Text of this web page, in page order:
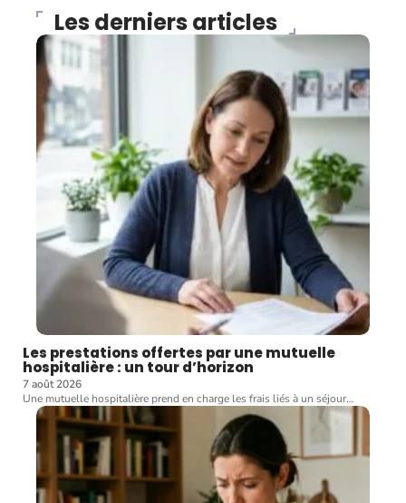
Les derniers articles
Les prestations offertes par une mutuelle
hospitalière : un tour d’horizon
7 août 2026
Une mutuelle hospitalière prend en charge les frais liés à un séjour…